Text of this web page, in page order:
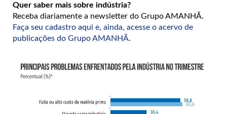
Quer saber mais sobre indústria?
Receba diariamente a newsletter do Grupo AMANHÃ.
Faça seu cadastro aqui e, ainda, acesse o acervo de
publicações do Grupo AMANHÃ.